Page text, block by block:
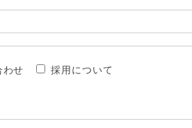
わせ 採用について